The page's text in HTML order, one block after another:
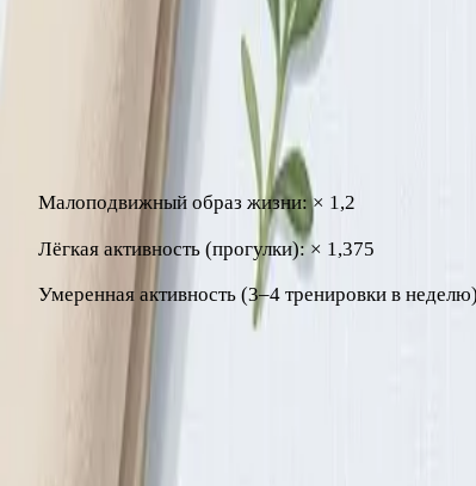
Рассчитайте базовый обмен веществ (BMR):
Для мужчин: 10 × вес (кг) + 6,25 × рост (см) − 5 ×
Умножьте на коэффициент активности:
Малоподвижный образ жизни: × 1,2
Лёгкая активность (прогулки): × 1,375
Умеренная активность (3–4 тренировки в
Получите суточную норму калорий. Уберите из неё
Шаг 2: Качество еды важнее